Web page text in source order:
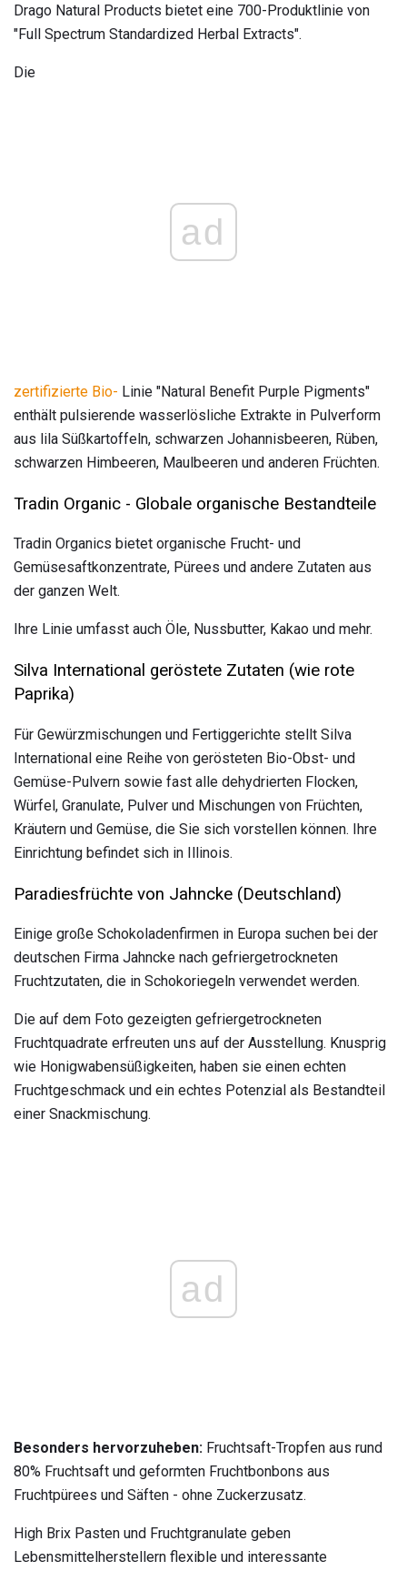
Drago Natural Products bietet eine 700-Produktlinie von
"Full Spectrum Standardized Herbal Extracts".
Die
ad
zertifizierte Bio- Linie "Natural Benefit Purple Pigments"
enthält pulsierende wasserlösliche Extrakte in Pulverform
aus lila Süßkartoffeln, schwarzen Johannisbeeren, Rüben,
schwarzen Himbeeren, Maulbeeren und anderen Früchten.
Tradin Organic - Globale organische Bestandteile
Tradin Organics bietet organische Frucht- und
Gemüsesaftkonzentrate, Pürees und andere Zutaten aus
der ganzen Welt.
Ihre Linie umfasst auch Öle, Nussbutter, Kakao und mehr.
Silva International geröstete Zutaten (wie rote
Paprika)
Für Gewürzmischungen und Fertiggerichte stellt Silva
International eine Reihe von gerösteten Bio-Obst- und
Gemüse-Pulvern sowie fast alle dehydrierten Flocken,
Würfel, Granulate, Pulver und Mischungen von Früchten,
Kräutern und Gemüse, die Sie sich vorstellen können. Ihre
Einrichtung befindet sich in Illinois.
Paradiesfrüchte von Jahncke (Deutschland)
Einige große Schokoladenfirmen in Europa suchen bei der
deutschen Firma Jahncke nach gefriergetrockneten
Fruchtzutaten, die in Schokoriegeln verwendet werden.
Die auf dem Foto gezeigten gefriergetrockneten
Fruchtquadrate erfreuten uns auf der Ausstellung. Knusprig
wie Honigwabensüßigkeiten, haben sie einen echten
Fruchtgeschmack und ein echtes Potenzial als Bestandteil
einer Snackmischung.
ad
Besonders hervorzuheben: Fruchtsaft-Tropfen aus rund
80% Fruchtsaft und geformten Fruchtbonbons aus
Fruchtpürees und Säften - ohne Zuckerzusatz.
High Brix Pasten und Fruchtgranulate geben
Lebensmittelherstellern flexible und interessante